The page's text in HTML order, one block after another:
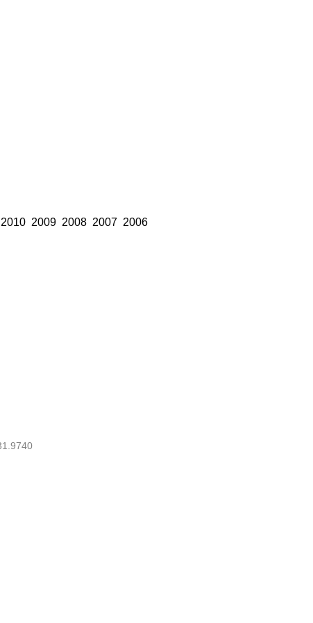
2010 2009 2008 2007 2006